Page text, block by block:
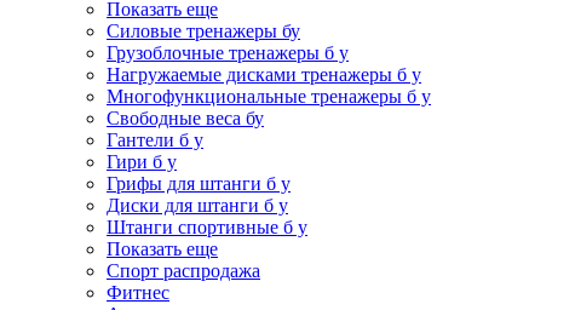
Показать еще
Силовые тренажеры бу
Грузоблочные тренажеры б у
Нагружаемые дисками тренажеры б у
Многофункциональные тренажеры б у
Свободные веса бу
Гантели б у
Гири б у
Грифы для штанги б у
Диски для штанги б у
Штанги спортивные б у
Показать еще
Спорт распродажа
Фитнес